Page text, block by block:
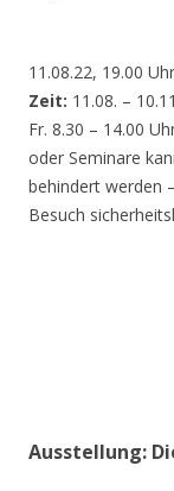
11.08.22, 19.00 Uhr
Zeit: 11.08. –
Fr. 8.30 – 14.00
oder Seminare
behindert werden
Besuch
Ausstellung: